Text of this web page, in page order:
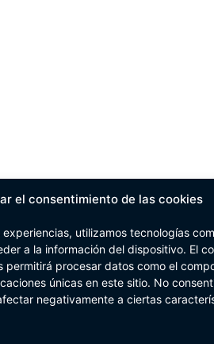
el consentimiento de las cookies
utilizamos tecnologías
a la información del dispositivo. El
permitirá procesar datos como el
únicas en este sitio. No
negativamente a ciertas